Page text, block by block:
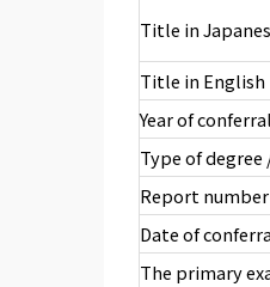
Title in
Title in English
Year of
Type of degree
Report number
Date of
The primary